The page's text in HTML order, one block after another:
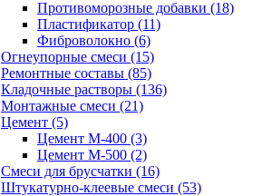
Противоморозные добавки (18)
Пластификатор (11)
Фиброволокно (6)
Огнеупорные смеси (15)
Ремонтные составы (85)
Кладочные растворы (136)
Монтажные смеси (21)
Цемент (5)
Цемент М-400 (3)
Цемент М-500 (2)
Смеси для брусчатки (16)
Штукатурно-клеевые смеси (53)